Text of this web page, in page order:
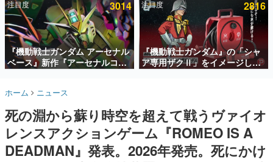
連載・特集一覧
殿堂入り記事
SNS拡散数が数千以上！ ページビュー数万以上！ などな
ど。多くの人々に読まれた、電ファミ渾身の“殿堂入り”記
事をまとめました。
名作ゲームクリエイターの方々に製作時のエピソードをお
きます。
赫本
この物語を解いてはいけない。『赫本』は、〈試験問題〉
の形をした短編ホラー小説集です。
すべてが見放題に、ぶっちゃけ
ありえないラインナップ
Dream」に2027年オープン！
ScottGamesとの共同開発、食
事だけでなくステージショーや
没入型のホラー体験も楽しめる
注目度 3014
『機動戦士ガンダム アーセナル
ベース』新作『アーセナルコマ
ンダー』発表！8月28日からオ
年2月下旬に稼働予定
注目度 2816
『機動戦士ガンダム』の「シャ
ア専用ザクⅡ」をイメージした
散水ホースリールが予約開始。
ホーム ニュース
死の淵から蘇り時空を超えて戦うヴァイオ
レンスアクションゲーム『ROMEO IS A
DEADMAN』発表。2026年発売。死にかけ